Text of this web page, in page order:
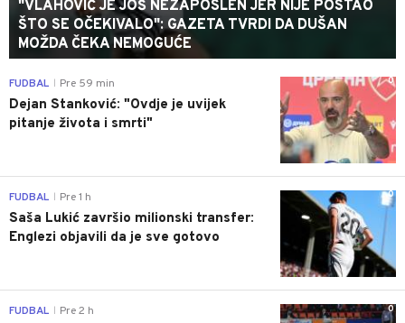
"VLAHOVIĆ JE JOŠ NEZAPOSLEN JER NIJE POSTAO
ŠTO SE OČEKIVALO": GAZETA TVRDI DA DUŠAN
MOŽDA ČEKA NEMOGUĆE
0
FUDBAL Pre 59 min
Dejan Stanković: "Ovdje je uvijek
pitanje života i smrti"
0
FUDBAL Pre 1 h
Saša Lukić završio milionski transfer:
Englezi objavili da je sve gotovo
0
FUDBAL Pre 2 h